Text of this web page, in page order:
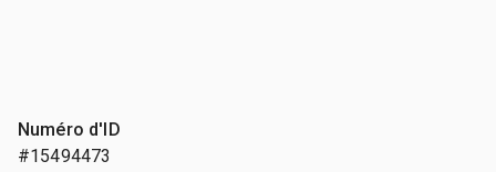
Numéro d'ID
#15494473